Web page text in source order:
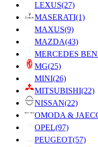
LEXUS(27)
MASERATI(1)
MAXUS(9)
MAZDA(43)
MERCEDES
MG(25)
MINI(26)
MITSUBISHI(22)
NISSAN(22)
OMODA &
OPEL(97)
PEUGEOT(57)